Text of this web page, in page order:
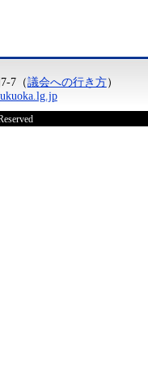
7（議会への行き方）